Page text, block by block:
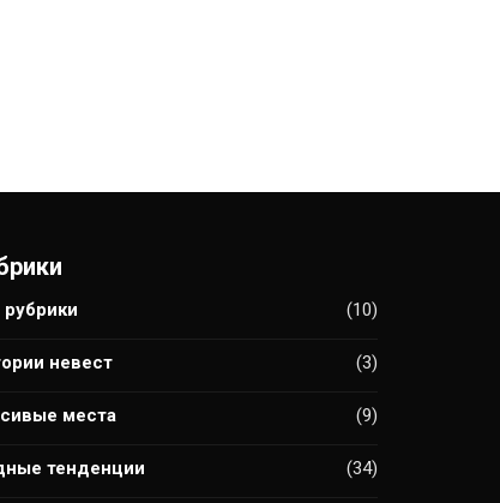
рубрики (10)
невест (3)
места (9)
тенденции (34)